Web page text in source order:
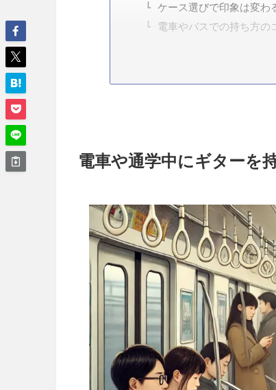
ケース選びで印象は変わ
電車やバスでの持ち方の
電車や通学中にギターを